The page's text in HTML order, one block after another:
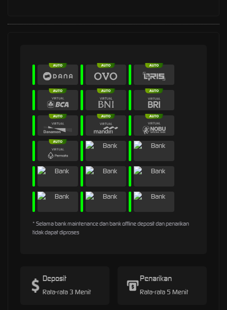
* Selama bank maintenance dan bank offline deposit dan penarikan
tidak dapat diproses
Deposit
Rata-rata 3 Menit
Penarikan
Rata-rata 5 Menit